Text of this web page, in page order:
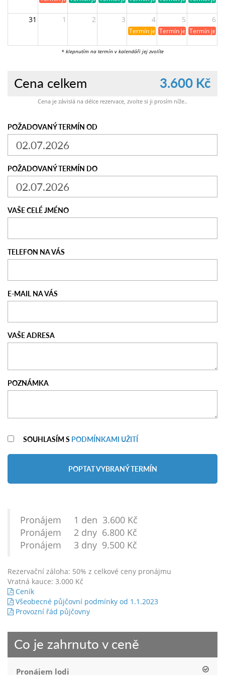
31 1 2 3 4 5 6
Termín je již rezervován
Termín je již obsazen
Termín je již
* klepnutím na termín v kalendáři jej zvolíte
Cena celkem 3.600 Kč
Cena je závislá na délce rezervace, zvolte si ji prosím níže..
POŽADOVANÝ TERMÍN OD
POŽADOVANÝ TERMÍN DO
VAŠE CELÉ JMÉNO
TELEFON NA VÁS
E-MAIL NA VÁS
VAŠE ADRESA
POZNÁMKA
SOUHLASÍM S PODMÍNKAMI UŽITÍ
POPTAT VYBRANÝ TERMÍN
Pronájem 1 den 3.600 Kč
Pronájem 2 dny 6.800 Kč
Pronájem 3 dny 9.500 Kč
Rezervační záloha: 50% z celkové ceny pronájmu
Vratná kauce: 3.000 Kč
Ceník
Všeobecné půjčovní podmínky od 1.1.2023
Provozní řád půjčovny
Co je zahrnuto v ceně
Pronájem lodi